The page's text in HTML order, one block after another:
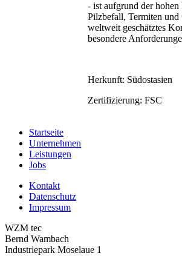
- ist aufgrund der hohen
Pilzbefall, Termiten und
weltweit geschätztes
besondere
Herkunft: Südostasien
Zertifizierung: FSC
Startseite
Unternehmen
Leistungen
Jobs
Kontakt
Datenschutz
Impressum
WZM tec
Bernd Wambach
Industriepark Moselaue 1